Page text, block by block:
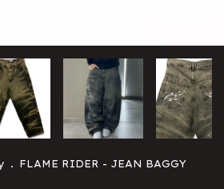
. FLAME RIDER - JEAN BAGGY